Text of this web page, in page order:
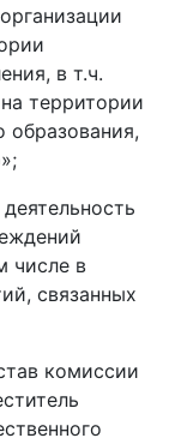
в т.ч.
территории
образования,
числе в
связанных
комиссии